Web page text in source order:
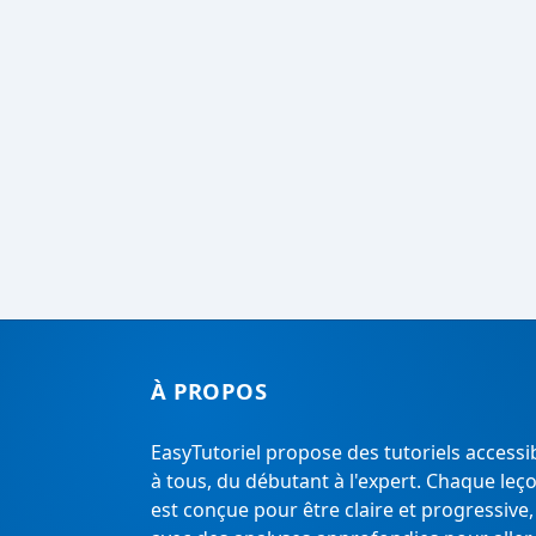
À PROPOS
EasyTutoriel propose des tutoriels
à tous, du débutant à l'expert. Chaque
est conçue pour être claire et progressive,